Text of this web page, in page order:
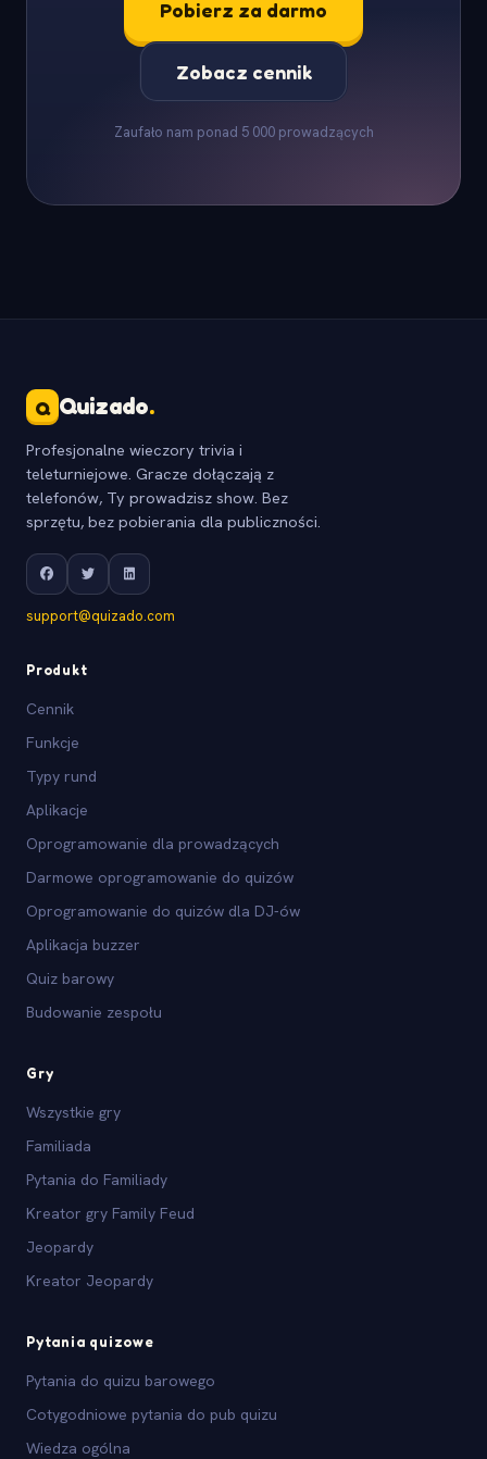
Pobierz za darmo
Zobacz cennik
Zaufało nam ponad 5 000 prowadzących
Q Quizado.
Profesjonalne wieczory trivia i
teleturniejowe. Gracze dołączają z
telefonów, Ty prowadzisz show. Bez
sprzętu, bez pobierania dla publiczności.
support@quizado.com
Produkt
Cennik
Funkcje
Typy rund
Aplikacje
Oprogramowanie dla prowadzących
Darmowe oprogramowanie do quizów
Oprogramowanie do quizów dla DJ-ów
Aplikacja buzzer
Quiz barowy
Budowanie zespołu
Gry
Wszystkie gry
Familiada
Pytania do Familiady
Kreator gry Family Feud
Jeopardy
Kreator Jeopardy
Pytania quizowe
Pytania do quizu barowego
Cotygodniowe pytania do pub quizu
Wiedza ogólna